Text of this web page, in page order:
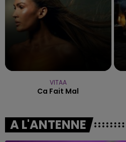
VITAA
Ca Fait Mal
A L'ANTENNE